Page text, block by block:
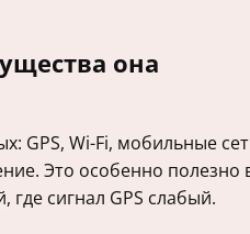
она
GPS, Wi-Fi, мобильные
Это особенно полезно
сигнал GPS слабый.